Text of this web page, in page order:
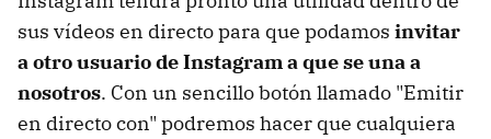
sus vídeos en directo para que podamos invitar
a otro usuario de Instagram a que se una a
nosotros. Con un sencillo botón llamado "Emitir
en directo con" podremos hacer que cualquiera